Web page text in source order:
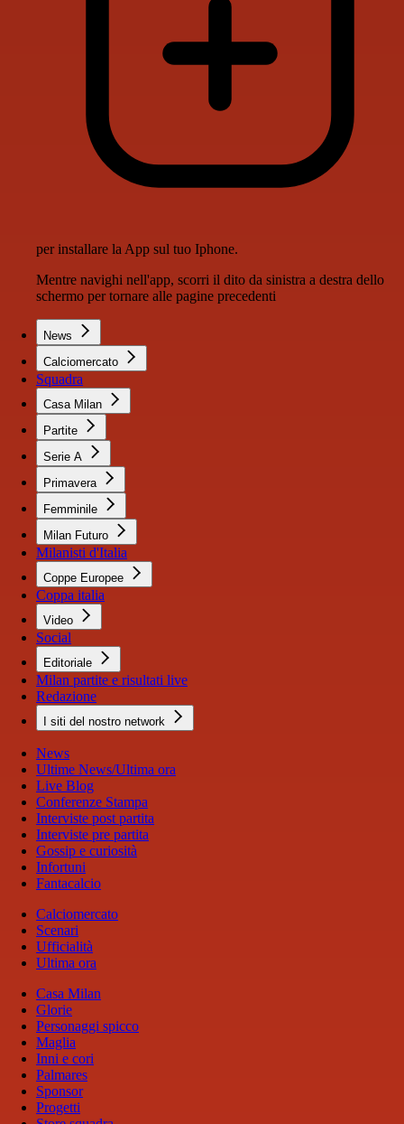
per installare la App sul tuo Iphone.
Mentre navighi nell'app, scorri il dito da sinistra a destra dello
schermo per tornare alle pagine precedenti
News
Calciomercato
Squadra
Casa Milan
Partite
Serie A
Primavera
Femminile
Milan Futuro
Milanisti d'Italia
Coppe Europee
Coppa italia
Video
Social
Editoriale
Milan partite e risultati live
Redazione
I siti del nostro network
News
Ultime News/Ultima ora
Live Blog
Conferenze Stampa
Interviste post partita
Interviste pre partita
Gossip e curiosità
Infortuni
Fantacalcio
Calciomercato
Scenari
Ufficialità
Ultima ora
Casa Milan
Glorie
Personaggi spicco
Maglia
Inni e cori
Palmares
Sponsor
Progetti